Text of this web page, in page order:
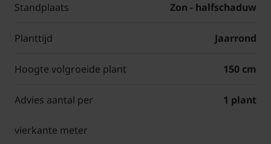
Standplaats Zon - halfschaduw
Planttijd Jaarrond
Hoogte volgroeide plant 150 cm
Advies aantal per
vierkante meter
1 plant